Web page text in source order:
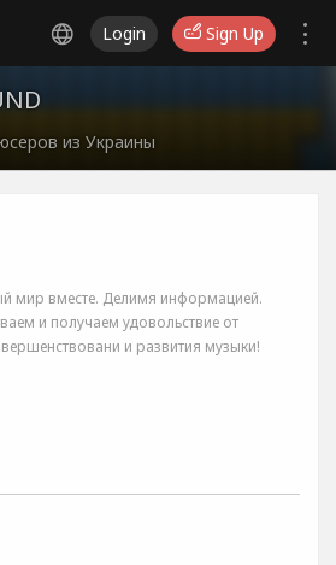
Login Sign Up
из Украины
мир вместе. Делимя информацией.
и получаем удовольствие от
и развития музыки!